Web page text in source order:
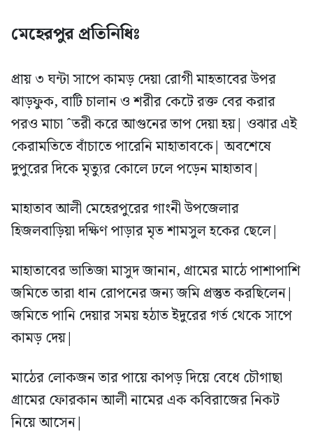
মেহেরপুর প্রতিনিধিঃ
প্রায় ৩ ঘন্টা সাপে কামড় দেয়া রোগী মাহতাবের উপর
ঝাড়ফুক, বাটি চালান ও শরীর কেটে রক্ত বের করার
পরও মাচা ˆতরী করে আগুনের তাপ দেয়া হয়| ওঝার এই
কেরামতিতে বাঁচাতে পারেনি মাহাতাবকে| অবশেষে
দুপুরের দিকে মৃত্যুর কোলে ঢলে পড়েন মাহাতাব|
মাহাতাব আলী মেহেরপুরের গাংনী উপজেলার
হিজলবাড়িয়া দক্ষিণ পাড়ার মৃত শামসুল হকের ছেলে|
মাহাতাবের ভাতিজা মাসুদ জানান, গ্রামের মাঠে পাশাপাশি
জমিতে তারা ধান রোপনের জন্য জমি প্রস্তুত করছিলেন|
জমিতে পানি দেয়ার সময় হঠাত ইদুরের গর্ত থেকে সাপে
কামড় দেয়|
মাঠের লোকজন তার পায়ে কাপড় দিয়ে বেধে চৌগাছা
গ্রামের ফোরকান আলী নামের এক কবিরাজের নিকট
নিয়ে আসেন|